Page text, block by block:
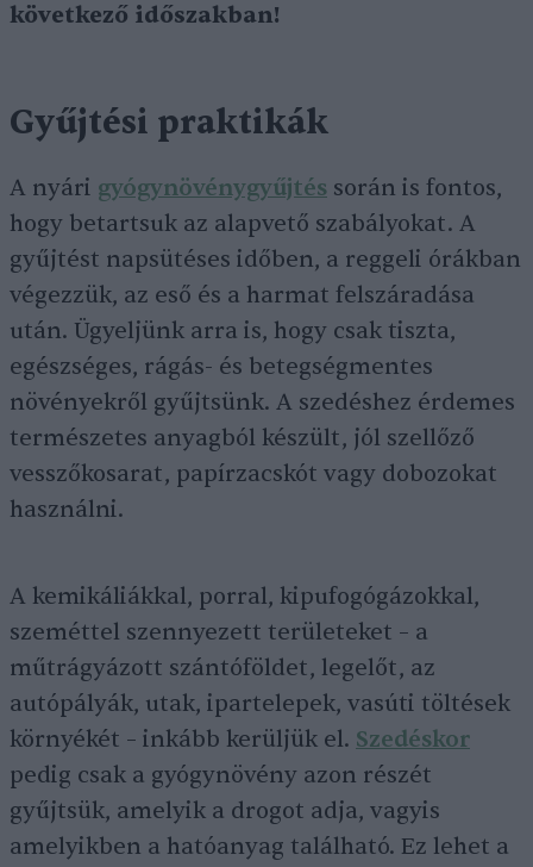
következő időszakban!
Gyűjtési praktikák
A nyári gyógynövénygyűjtés során is fontos,
hogy betartsuk az alapvető szabályokat. A
gyűjtést napsütéses időben, a reggeli órákban
végezzük, az eső és a harmat felszáradása
után. Ügyeljünk arra is, hogy csak tiszta,
egészséges, rágás- és betegségmentes
növényekről gyűjtsünk. A szedéshez érdemes
természetes anyagból készült, jól szellőző
vesszőkosarat, papírzacskót vagy dobozokat
használni.
A kemikáliákkal, porral, kipufogógázokkal,
szeméttel szennyezett területeket – a
műtrágyázott szántóföldet, legelőt, az
autópályák, utak, ipartelepek, vasúti töltések
környékét – inkább kerüljük el. Szedéskor
pedig csak a gyógynövény azon részét
gyűjtsük, amelyik a drogot adja, vagyis
amelyikben a hatóanyag található. Ez lehet a